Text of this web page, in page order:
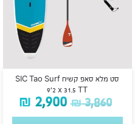
סט מלא סאפ קשיח SIC Tao Surf
9’2 x 31.5 TT
₪3,860
₪ 2,900